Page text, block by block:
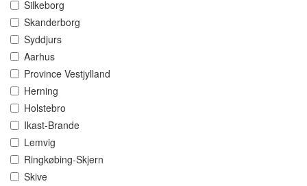
Silkeborg
Skanderborg
Syddjurs
Aarhus
Province Vestjylland
Herning
Holstebro
Ikast-Brande
Lemvig
Ringkøbing-Skjern
Skive